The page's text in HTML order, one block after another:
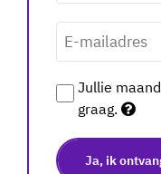
E-
mailadres *
Jullie
graag.